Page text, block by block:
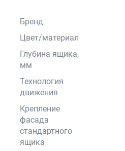
Бренд
Цвет/материал
Глубина ящика,
мм
Технология
движения
Крепление
фасада
стандартного
ящика